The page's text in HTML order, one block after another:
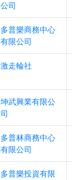
公司
多普樂商務中心
有限公司
激走輪社
坤武興業有限公
司
多普林商務中心
有限公司
多普樂投資有限